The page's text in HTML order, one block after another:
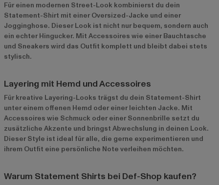
Für einen modernen Street-Look kombinierst du dein
Statement-Shirt mit einer Oversized-Jacke und einer
Jogginghose. Dieser Look ist nicht nur bequem, sondern auch
ein echter Hingucker. Mit Accessoires wie einer Bauchtasche
und Sneakers wird das Outfit komplett und bleibt dabei stets
stylisch.
Layering mit Hemd und Accessoires
Für kreative Layering-Looks trägst du dein Statement-Shirt
unter einem offenen Hemd oder einer leichten Jacke. Mit
Accessoires wie Schmuck oder einer Sonnenbrille setzt du
zusätzliche Akzente und bringst Abwechslung in deinen Look.
Dieser Style ist ideal für alle, die gerne experimentieren und
ihrem Outfit eine persönliche Note verleihen möchten.
Warum Statement Shirts bei Def-Shop kaufen?